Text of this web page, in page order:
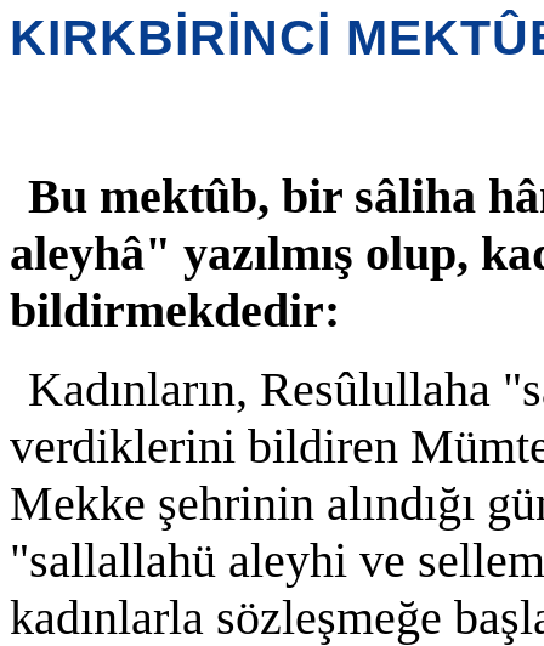
KIRKBİRİNCİ
Bu mektûb, bir sâliha
aleyhâ" yazılmış olup,
bildirmekdedir:
Kadınların, Resûlullaha
verdiklerini bildiren
Mekke şehrinin alındığı
"sallallahü aleyhi ve
kadınlarla sözleşmeğe